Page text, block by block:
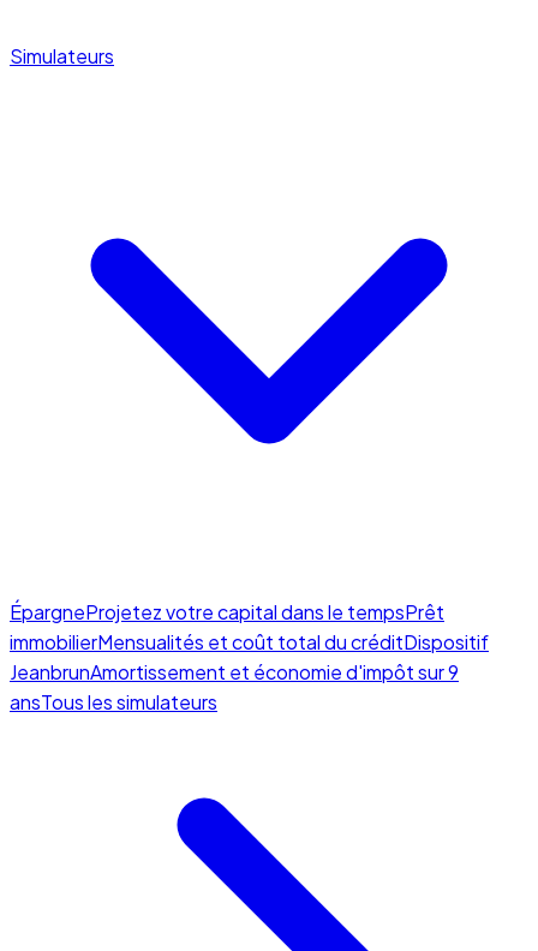
Simulateurs
ÉpargneProjetez votre capital dans le tempsPrêt
immobilierMensualités et coût total du créditDispositif
JeanbrunAmortissement et économie d'impôt sur 9
ansTous les simulateurs